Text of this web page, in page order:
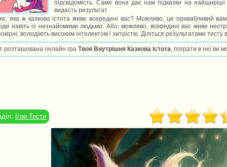
підсвідомість. Саме вона дає нам підказки на найщиріші
видасть результат.
яка ж казкова істота живе всередині вас? Можливо, це привабливий
навіть із незнайомими людьми. Або, можливо, всередині вас живе
володіють високим інтелектом і хитрістю. Діліться результатами
розташована онлайн гра Твоя Внутрішня Казкова Істота, пограти в неї ви
Ігри Тести